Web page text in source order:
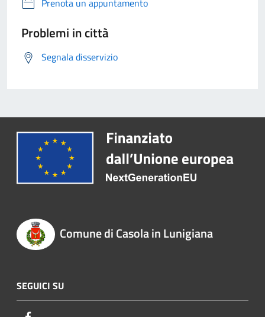
Prenota un appuntamento
Problemi in città
Segnala disservizio
Comune di Casola in Lunigiana
SEGUICI SU